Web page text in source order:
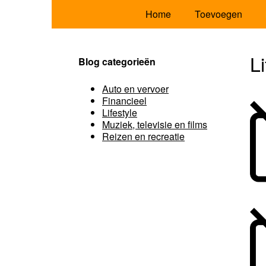
Home Toevoegen
Blog categorieën
Auto en vervoer
Financieel
Lifestyle
Muziek, televisie en films
Reizen en recreatie